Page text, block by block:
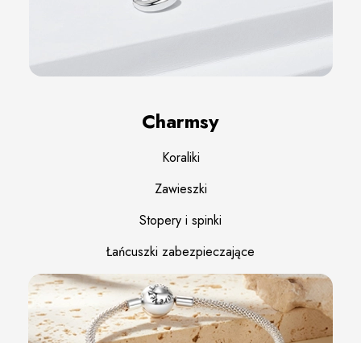
Charmsy
Koraliki
Zawieszki
Stopery i spinki
Łańcuszki zabezpieczające